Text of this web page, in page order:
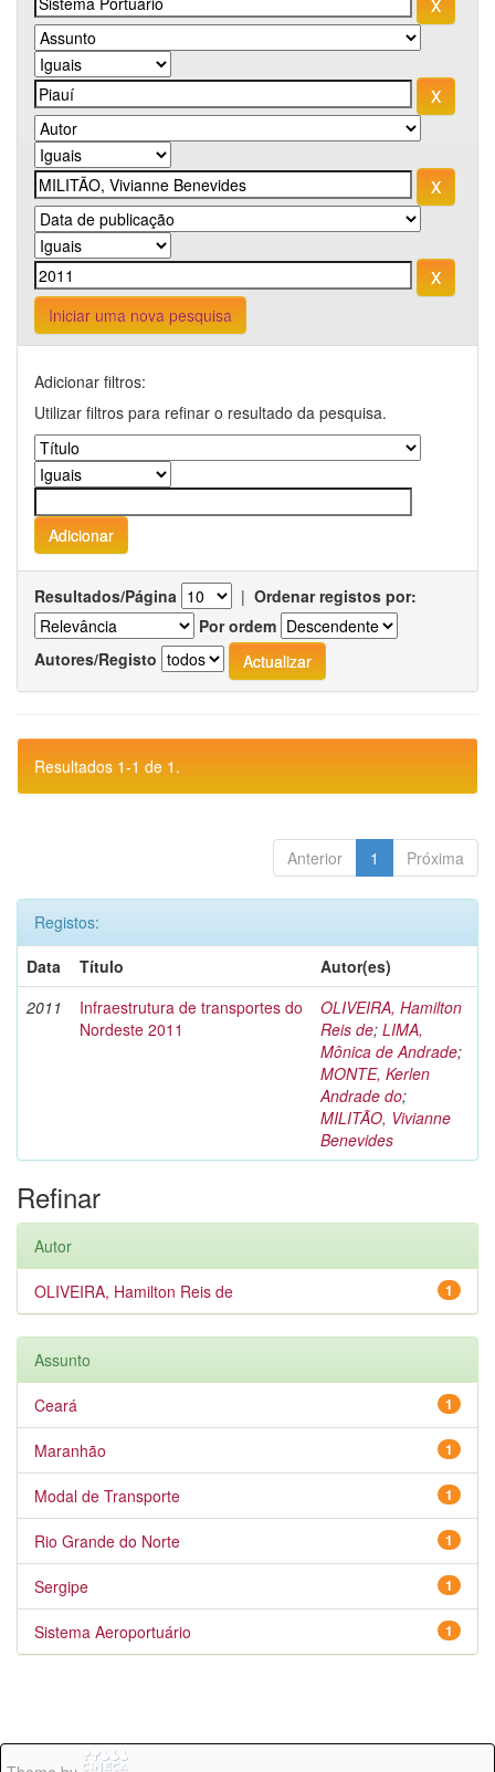
Iniciar uma nova pesquisa
Adicionar filtros:
Utilizar filtros para refinar o resultado da pesquisa.
Resultados/Página | Ordenar registos por:
Por ordem
Autores/Registo
Resultados 1-1 de 1.
Anterior 1 Próxima
Registos:
Data
Título
Autor(es)
2011
Infraestrutura de transportes do
Nordeste 2011
OLIVEIRA, Hamilton
Reis de; LIMA,
Mônica de Andrade;
MONTE, Kerlen
Andrade do;
MILITÃO, Vivianne
Benevides
Refinar
Autor
1
OLIVEIRA, Hamilton Reis de
Assunto
1
Ceará
1
Maranhão
1
Modal de Transporte
1
Rio Grande do Norte
1
Sergipe
1
Sistema Aeroportuário